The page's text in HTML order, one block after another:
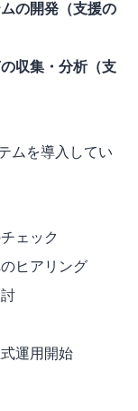
の開発（支援の
収集・分析（支
ムを導入してい
ェック
ヒアリング
運用開始